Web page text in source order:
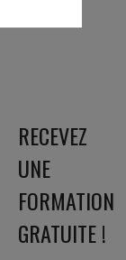
RECEVEZ
UNE
FORMATION
GRATUITE !